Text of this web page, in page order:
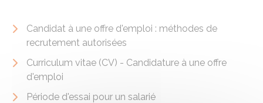
Candidat à une offre d'emploi : méthodes de
recrutement autorisées
Curriculum vitae (CV) - Candidature à une offre
d'emploi
Période d'essai pour un salarié